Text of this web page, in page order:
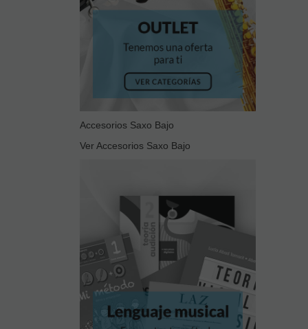
Accesorios Saxo Bajo
Ver Accesorios Saxo Bajo